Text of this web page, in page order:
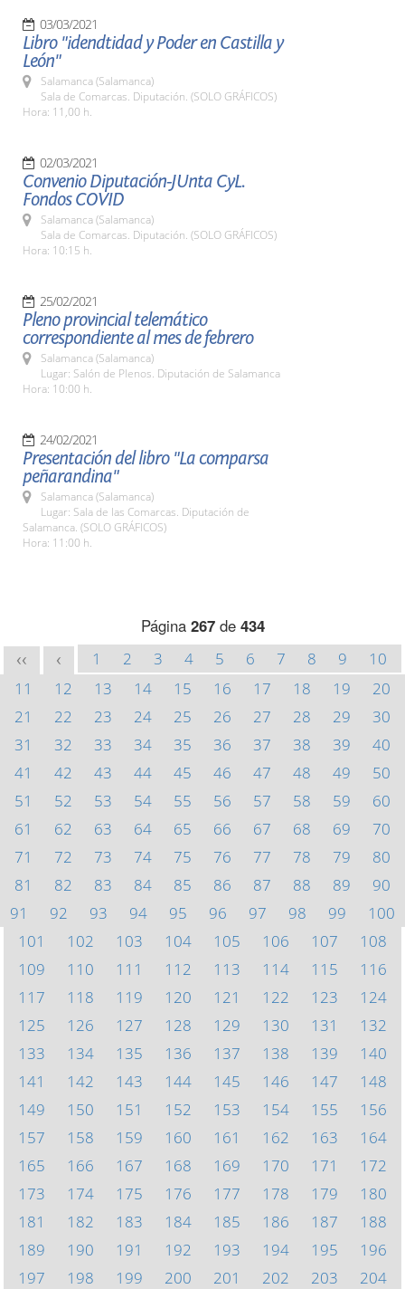
03/03/2021
Libro "idendtidad y Poder en Castilla y
León"
Salamanca (Salamanca)
Sala de Comarcas. Diputación. (SOLO GRÁFICOS)
Hora: 11,00 h.
02/03/2021
Convenio Diputación-JUnta CyL.
Fondos COVID
Salamanca (Salamanca)
Sala de Comarcas. Diputación. (SOLO GRÁFICOS)
Hora: 10:15 h.
25/02/2021
Pleno provincial telemático
correspondiente al mes de febrero
Salamanca (Salamanca)
Lugar: Salón de Plenos. Diputación de Salamanca
Hora: 10:00 h.
24/02/2021
Presentación del libro "La comparsa
peñarandina"
Salamanca (Salamanca)
Lugar: Sala de las Comarcas. Diputación de
Salamanca. (SOLO GRÁFICOS)
Hora: 11:00 h.
Página 267de 434
<< < 1 2 3 4 5 6 7 8 9
10
11
12 13 14 15 16 17 18 19
20
21
22 23 24 25 26 27 28 29
30
31
32 33 34 35 36 37 38 39
40
41
42 43 44 45 46 47 48 49
50
51
52 53 54 55 56 57 58 59
60
61
62 63 64 65 66 67 68 69
70
71
72 73 74 75 76 77 78 79
80
81
82 83 84 85 86 87 88 89
90
91
92 93 94 95 96 97 98 99
100
101
102 103 104 105 106 107
108
109
110 111 112 113 114 115
116
117
118 119 120 121 122 123
124
125
126 127 128 129 130 131
132
133
134 135 136 137 138 139
140
141
142 143 144 145 146 147
148
149
150 151 152 153 154 155
156
157
158 159 160 161 162 163
164
165
166 167 168 169 170 171
172
173
174 175 176 177 178 179
180
181
182 183 184 185 186 187
188
189
190 191 192 193 194 195
196
197
198 199 200 201 202 203
204